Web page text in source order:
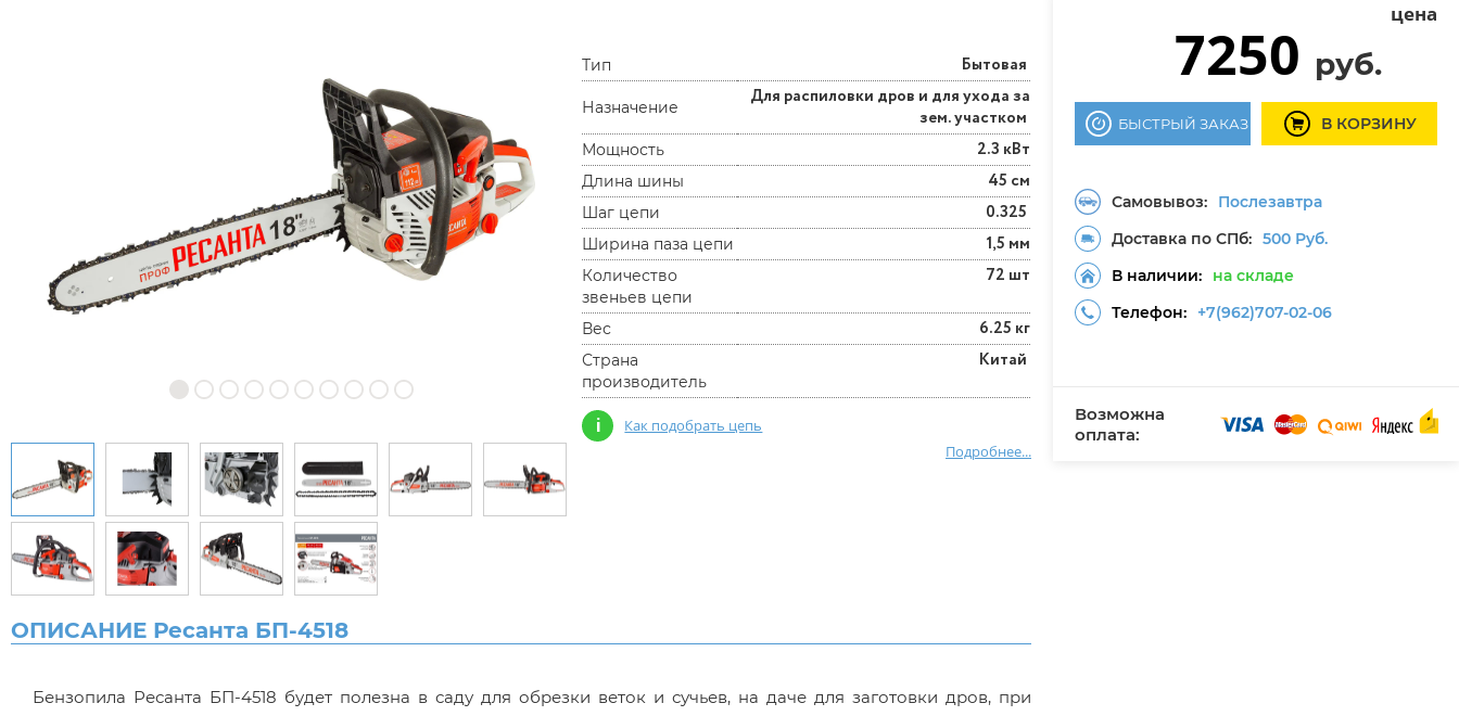
Тип Бытовая
Назначение
Для распиловки дров и для ухода за
зем. участком
Мощность 2.3 кВт
Длина шины 45 см
Шаг цепи 0.325
Ширина паза цепи 1,5 мм
Количество
звеньев цепи
72 шт
Вес 6.25 кг
Страна
производитель
Китай
i
Как подобрать цепь
Подробнее...
ОПИСАНИЕ Ресанта БП-4518
Бензопила Ресанта БП-4518 будет полезна в саду для обрезки веток и сучьев, на даче для заготовки дров, при
цена
7250 руб.
БЫСТРЫЙ ЗАКАЗ В КОРЗИНУ
Самовывоз:
Послезавтра
Доставка по СПб: 500 Руб.
В наличии:
на складе
Телефон:
+7(962)707-02-06
Возможна
оплата: